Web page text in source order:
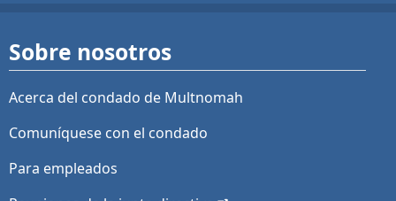
Sobre nosotros
Acerca del condado de Multnomah
Comuníquese con el condado
Para empleados